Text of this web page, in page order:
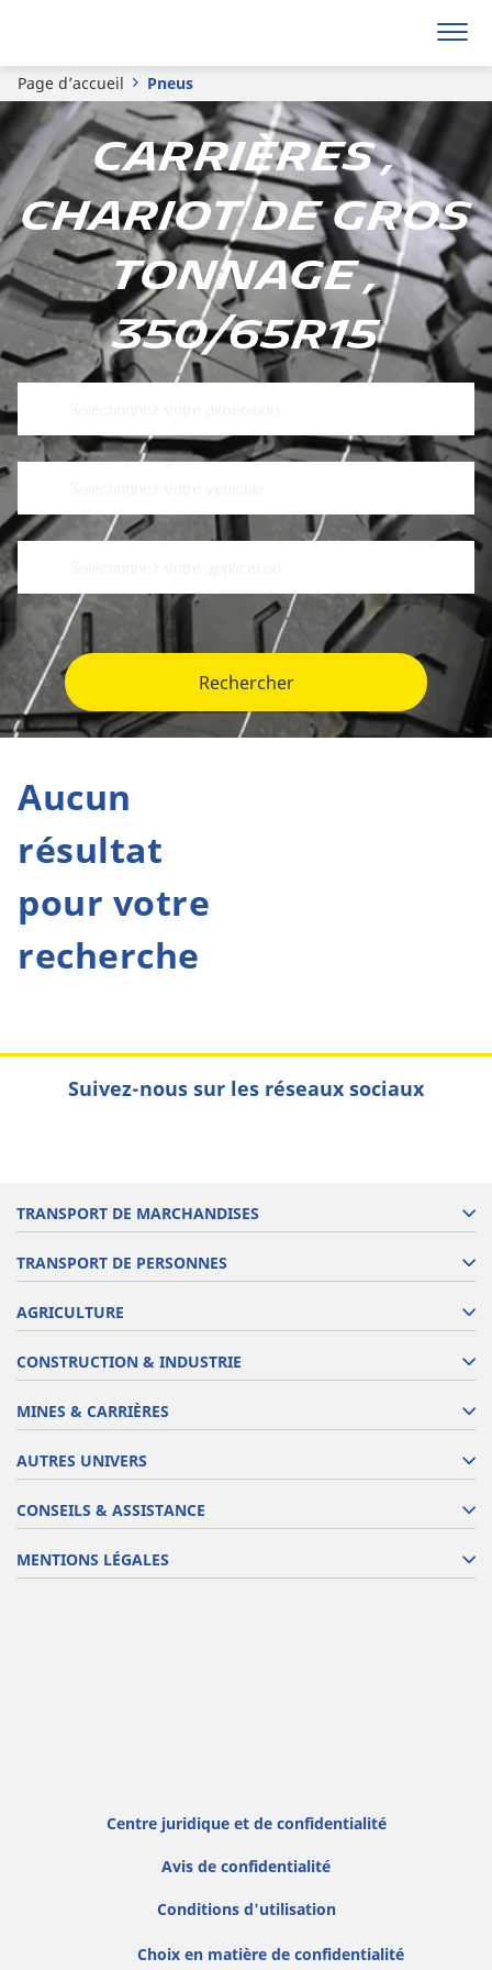
Page d’accueil Pneus
Carrières ,
Chariot de gros
tonnage ,
350/65R15
Rechercher
Aucun
résultat
pour votre
recherche
Suivez-nous sur les réseaux sociaux
TRANSPORT DE MARCHANDISES
TRANSPORT DE PERSONNES
AGRICULTURE
CONSTRUCTION & INDUSTRIE
MINES & CARRIÈRES
AUTRES UNIVERS
CONSEILS & ASSISTANCE
MENTIONS LÉGALES
Centre juridique et de confidentialité
Avis de confidentialité
Conditions d'utilisation
Choix en matière de confidentialité